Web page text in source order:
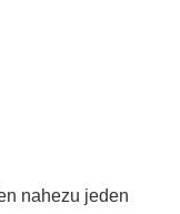
nahezu jeden